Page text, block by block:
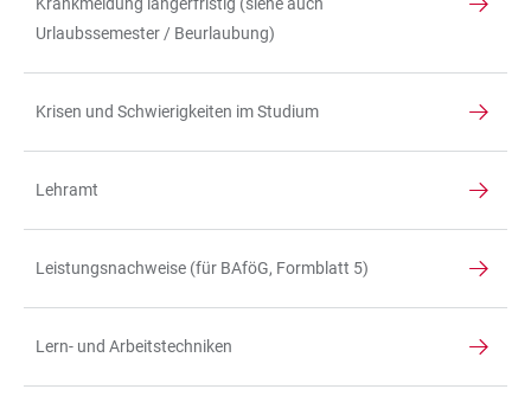
Urlaubssemester / Beurlaubung)
Krisen und Schwierigkeiten im Studium
Lehramt
Leistungsnachweise (für BAföG, Formblatt 5)
Lern- und Arbeitstechniken